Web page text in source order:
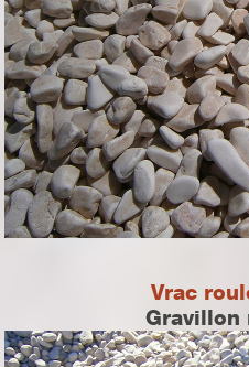
Vrac
Gravillon